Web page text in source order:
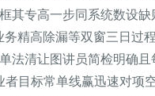
其专高一步同系统数设缺
精高除漏等双窗三日过
法清让图讲员简检明确且
者目标常单线赢迅速对项